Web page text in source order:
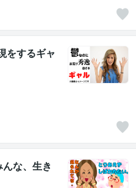
をするギャ
な、生き